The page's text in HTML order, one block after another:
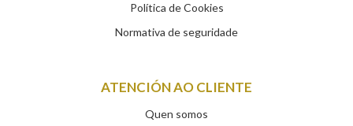
Política de Cookies
Normativa de seguridade
ATENCIÓN AO CLIENTE
Quen somos